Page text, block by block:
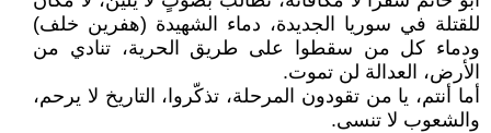
للقتلة في سوريا الجديدة، دماء الشهيدة (هفرين خلف)
ودماء كل من سقطوا على طريق الحرية، تنادي من
الأرض، العدالة لن تموت.
أما أنتم، يا من تقودون المرحلة، تذكّروا، التاريخ لا يرحم،
والشعوب لا تنسى.